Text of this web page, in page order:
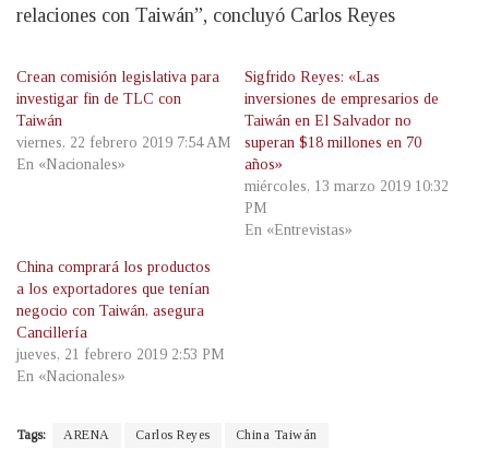
relaciones con Taiwán”, concluyó Carlos Reyes
Crean comisión legislativa para
investigar fin de TLC con
Taiwán
viernes, 22 febrero 2019 7:54 AM
En «Nacionales»
Sigfrido Reyes: «Las
inversiones de empresarios de
Taiwán en El Salvador no
superan $18 millones en 70
años»
miércoles, 13 marzo 2019 10:32
PM
En «Entrevistas»
China comprará los productos
a los exportadores que tenían
negocio con Taiwán, asegura
Cancillería
jueves, 21 febrero 2019 2:53 PM
En «Nacionales»
Tags: ARENA Carlos Reyes China Taiwán